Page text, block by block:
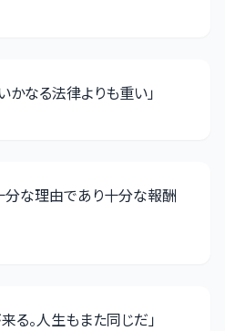
かなる法律よりも重い」
分な理由であり十分な報酬
る。人生もまた同じだ」